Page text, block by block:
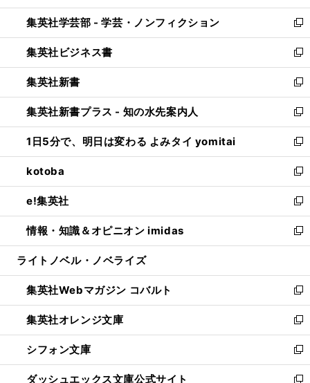
開
く
ウ
で
開
く
ン
ド
ウ
で
開
く
ウ
ィ
ン
ド
ウ
で
開
く
集英社学芸部 - 学芸・ノンフィクション
新
し
い
ウ
ィ
ン
ド
ウ
で
開
く
集英社ビジネス書
新
し
い
ウ
ィ
ン
ド
ウ
で
開
く
集英社新書
新
し
い
ウ
ィ
ン
ド
ウ
で
開
く
集英社新書プラス - 知の水先案内人
新
し
い
ウ
ィ
ン
ド
ウ
で
開
1日5分で、明日は変わる よみタイ yomitai
新
し
い
ウ
ィ
ン
ド
ウ
開
く
kotoba
新
し
い
ウ
ィ
ン
ウ
で
開
く
e!集英社
新
し
い
ウ
ン
ド
ウ
で
開
く
情報・知識＆オピニオン imidas
新
し
ウ
ィ
ン
ド
ウ
で
開
く
ライトノベル・ノベライズ
集英社Webマガジン コバルト
新
し
い
ウ
ィ
ン
ド
集英社オレンジ文庫
新
し
い
ウ
シフォン文庫
新
し
ダッシュエックス文庫公式サイト